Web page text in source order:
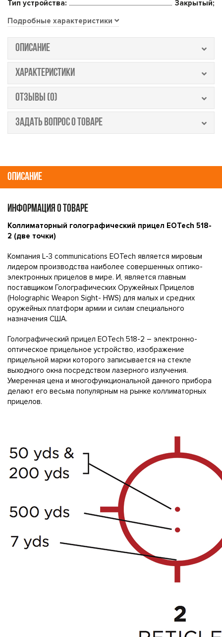
Тип устройства:
Закрытый;
Подробные характеристики
ОПИСАНИЕ
ХАРАКТЕРИСТИКИ
ОТЗЫВЫ (0)
ЗАДАТЬ ВОПРОС О ТОВАРЕ
ОПИСАНИЕ
ИНФОРМАЦИЯ О ТОВАРЕ
Коллиматорный голографический прицел EOTech 518-
2 (две точки)
Компания L-3 communications EOTech является мировым
лидером производства наиболее совершенных оптико-
электронных прицелов в мире. И, является главным
поставщиком Голографических Оружейных Прицелов
(Holographic Weapon Sight- HWS) для малых и средних
оружейных платформ армии и силам специального
назначения США.
Голографический прицел EOTech 518-2 – электронно-
оптическое прицельное устройство, изображение
прицельной марки которого записывается на стекле
выходного окна посредством лазерного излучения.
Умеренная цена и многофункциональной данного прибора
делают его весьма популярным на рынке коллиматорных
прицелов.